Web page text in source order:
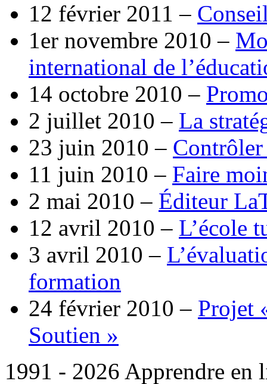
12 février 2011 –
1er novembre 2010 –
international de
14 octobre 2010 –
2 juillet 2010 – La
23 juin 2010 – Contrôler
11 juin 2010 – Faire
2 mai 2010 – Éditeur
12 avril 2010 – L’école
3 avril 2010 –
formation
24 février 2010 – Projet
Soutien »
1991 - 2026 Apprendre en